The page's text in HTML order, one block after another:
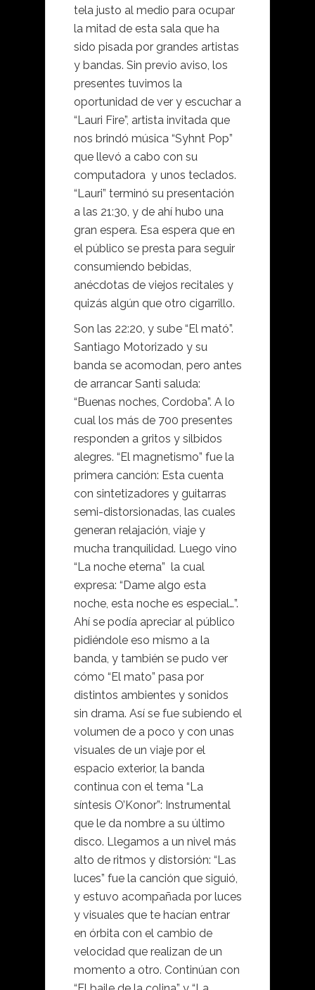
tela justo al medio para ocupar
la mitad de esta sala que ha
sido pisada por grandes artistas
y bandas. Sin previo aviso, los
presentes tuvimos la
oportunidad de ver y escuchar a
“Lauri Fire”, artista invitada que
nos brindó música “Syhnt Pop”
que llevó a cabo con su
computadora y unos teclados.
“Lauri” terminó su presentación
a las 21:30, y de ahí hubo una
gran espera. Esa espera que en
el público se presta para seguir
consumiendo bebidas,
anécdotas de viejos recitales y
quizás algún que otro cigarrillo.
Son las 22:20, y sube “El mató”.
Santiago Motorizado y su
banda se acomodan, pero antes
de arrancar Santi saluda:
“Buenas noches, Cordoba”. A lo
cual los más de 700 presentes
responden a gritos y silbidos
alegres. “El magnetismo” fue la
primera canción: Esta cuenta
con sintetizadores y guitarras
semi-distorsionadas, las cuales
generan relajación, viaje y
mucha tranquilidad. Luego vino
“La noche eterna” la cual
expresa: “Dame algo esta
noche, esta noche es especial…”.
Ahí se podía apreciar al público
pidiéndole eso mismo a la
banda, y también se pudo ver
cómo “El mato” pasa por
distintos ambientes y sonidos
sin drama. Así se fue subiendo el
volumen de a poco y con unas
visuales de un viaje por el
espacio exterior, la banda
continua con el tema “La
síntesis O’Konor”: Instrumental
que le da nombre a su último
disco. Llegamos a un nivel más
alto de ritmos y distorsión: “Las
luces” fue la canción que siguió,
y estuvo acompañada por luces
y visuales que te hacían entrar
en órbita con el cambio de
velocidad que realizan de un
momento a otro. Continúan con